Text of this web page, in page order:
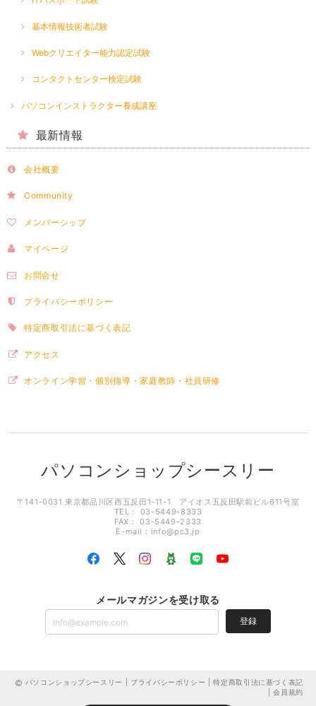
基本情報技術者試験
Webクリエイター能力認定試験
コンタクトセンター検定試験
パソコンインストラクター養成講座
最新情報
会社概要
Community
メンバーシップ
マイページ
お問合せ
プライバシーポリシー
特定商取引法に基づく表記
アクセス
オンライン学習・個別指導・家庭教師・社員研修
パソコンショップシースリー
〒141-0031 東京都品川区西五反田1-11-1 アイオス五反田駅前ビル611号室
TEL： 03-5449-8333
FAX： 03-5449-2333
E-mail： info@pc3.jp
メールマガジンを受け取る
登録
パソコンショップシースリー | プライバシーポリシー |特定商取引法に基づく表記
|会員規約